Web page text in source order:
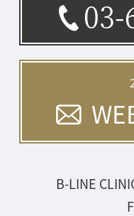
03-
B-LINE